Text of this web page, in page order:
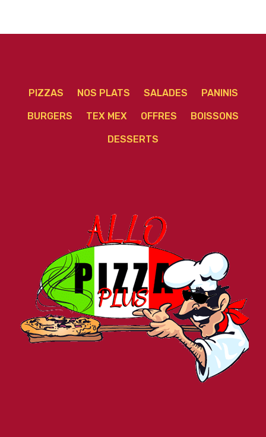
PIZZAS NOS PLATS SALADES PANINIS
BURGERS TEX MEX OFFRES BOISSONS
DESSERTS